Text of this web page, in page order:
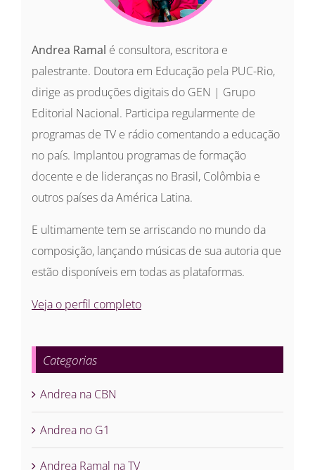
Andrea Ramal é consultora, escritora e
palestrante. Doutora em Educação pela PUC-Rio,
dirige as produções digitais do GEN | Grupo
Editorial Nacional. Participa regularmente de
programas de TV e rádio comentando a educação
no país. Implantou programas de formação
docente e de lideranças no Brasil, Colômbia e
outros países da América Latina.
E ultimamente tem se arriscando no mundo da
composição, lançando músicas de sua autoria que
estão disponíveis em todas as plataformas.
Veja o perfil completo
Categorias
Andrea na CBN
Andrea no G1
Andrea Ramal na TV